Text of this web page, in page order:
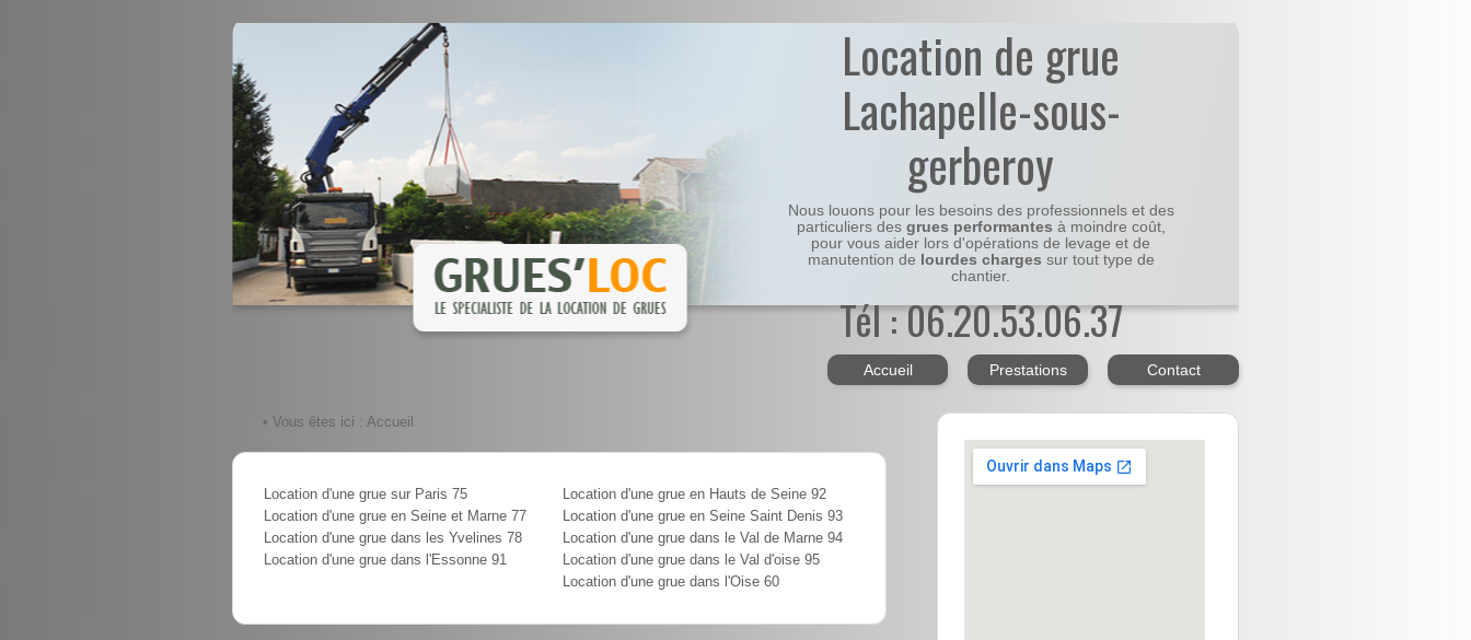
Location de grue
Lachapelle-sous-
gerberoy
Nous louons pour les besoins des professionnels et des
particuliers des grues performantes à moindre coût,
pour vous aider lors d'opérations de levage et de
manutention de lourdes charges sur tout type de
chantier.
Tél : 06.20.53.06.37
Accueil Prestations Contact
• Vous êtes ici : Accueil
Location d'une grue sur Paris 75
Location d'une grue en Seine et Marne 77
Location d'une grue dans les Yvelines 78
Location d'une grue dans l'Essonne 91
Location d'une grue en Hauts de Seine 92
Location d'une grue en Seine Saint Denis 93
Location d'une grue dans le Val de Marne 94
Location d'une grue dans le Val d'oise 95
Location d'une grue dans l'Oise 60